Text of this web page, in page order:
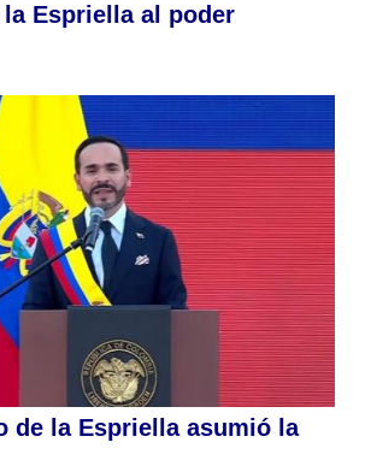
la Espriella al poder
de la Espriella asumió la